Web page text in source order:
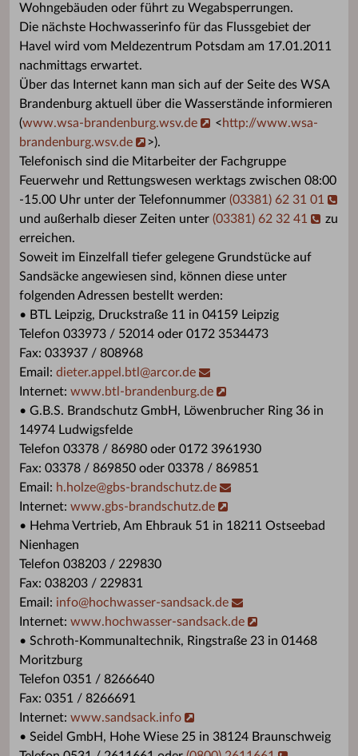
Wohngebäuden oder führt zu Wegabsperrungen.
Die nächste Hochwasserinfo für das Flussgebiet der
Havel wird vom Meldezentrum Potsdam am 17.01.2011
nachmittags erwartet.
Über das Internet kann man sich auf der Seite des WSA
Brandenburg aktuell über die Wasserstände informieren
(www.wsa-brandenburg.wsv.de <http://www.wsa-
brandenburg.wsv.de
>).
Telefonisch sind die Mitarbeiter der Fachgruppe
Feuerwehr und Rettungswesen werktags zwischen 08:00
-15.00 Uhr unter der Telefonnummer (03381) 62 31 01
und außerhalb dieser Zeiten unter (03381) 62 32 41
zu
erreichen.
Soweit im Einzelfall tiefer gelegene Grundstücke auf
Sandsäcke angewiesen sind, können diese unter
folgenden Adressen bestellt werden:
• BTL Leipzig, Druckstraße 11 in 04159 Leipzig
Telefon 033973 / 52014 oder 0172 3534473
Fax: 033937 / 808968
Email: dieter.appel.btl @arcor.de
Internet: www.btl-brandenburg.de
• G.B.S. Brandschutz GmbH, Löwenbrucher Ring 36 in
14974 Ludwigsfelde
Telefon 03378 / 86980 oder 0172 3961930
Fax: 03378 / 869850 oder 03378 / 869851
Email: h.holze@gbs-brandschutz.de
Internet: www.gbs-brandschutz.de
• Hehma Vertrieb, Am Ehbrauk 51 in 18211 Ostseebad
Nienhagen
Telefon 038203 / 229830
Fax: 038203 / 229831
Email: info@hochwasser-sandsack.de
Internet: www.hochwasser-sandsack.de
• Schroth-Kommunaltechnik, Ringstraße 23 in 01468
Moritzburg
Telefon 0351 / 8266640
Fax: 0351 / 8266691
Internet: www.sandsack.info
• Seidel GmbH, Hohe Wiese 25 in 38124 Braunschweig